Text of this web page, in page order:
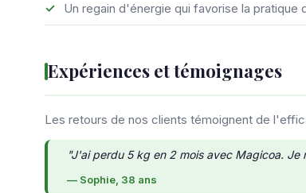
Un regain d'énergie qui favorise la pratique
Expériences et témoignages
Les retours de nos clients témoignent de
"J'ai perdu 5 kg en 2 mois avec Magicoa.
— Sophie, 38 ans